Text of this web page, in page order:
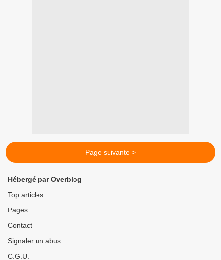
Page suivante >
Hébergé par Overblog
Top articles
Pages
Contact
Signaler un abus
C.G.U.